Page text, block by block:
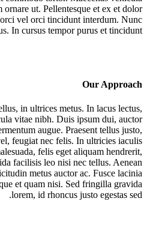
ornare ut. Pellentesque et ex et dolor
vel orci tincidunt interdum. Nunc
In cursus tempor purus et tincidunt.
Our Approach
in ultrices metus. In lacus lectus,
vitae nibh. Duis ipsum dui, auctor
augue. Praesent tellus justo,
feugiat nec felis. In ultricies iaculis
felis eget aliquam hendrerit,
facilisis leo nisi nec tellus. Aenean
metus auctor ac. Fusce lacinia
et quam nisi. Sed fringilla gravida
lorem, id rhoncus justo egestas sed.